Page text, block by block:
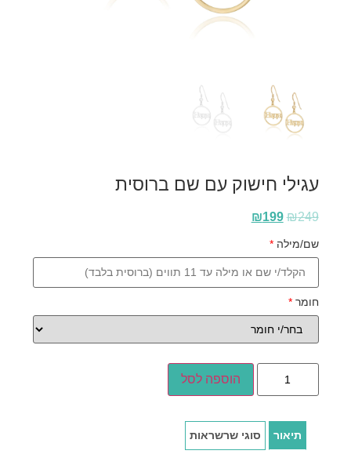
עגילי חישוק עם שם ברוסית
₪249
₪199
שם/מילה*
חומר*
הוספה לסל
תיאור סוגי שרשראות